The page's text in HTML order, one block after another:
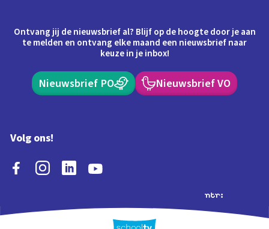
Ontvang jij de nieuwsbrief al? Blijf op de hoogte door je aan
te melden en ontvang elke maand een nieuwsbrief naar
keuze in je inbox!
Nieuwsbrief PO Nieuwsbrief VO
Volg ons!